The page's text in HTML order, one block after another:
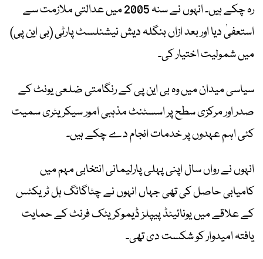
رہ چکے ہیں۔ انہوں نے سنہ 2005 میں عدالتی ملازمت سے
استعفیٰ دیا اور بعد ازاں بنگلہ دیش نیشنلسٹ پارٹی (بی این پی)
میں شمولیت اختیار کی۔
سیاسی میدان میں وہ بی این پی کے رنگامتی ضلعی یونٹ کے
صدر اور مرکزی سطح پر اسسٹنٹ مذہبی امور سیکریٹری سمیت
کئی اہم عہدوں پر خدمات انجام دے چکے ہیں۔
انہوں نے رواں سال اپنی پہلی پارلیمانی انتخابی مہم میں
کامیابی حاصل کی تھی جہاں انہوں نے چٹاگانگ ہل ٹریکٹس
کے علاقے میں یونائیٹڈ پیپلز ڈیموکریٹک فرنٹ کے حمایت
یافتہ امیدوار کو شکست دی تھی۔